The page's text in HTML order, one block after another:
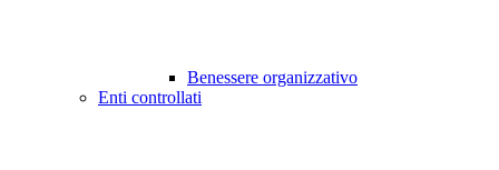
Benessere organizzativo
Enti controllati